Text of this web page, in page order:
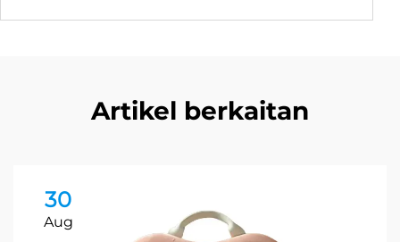
Artikel berkaitan
30
Aug